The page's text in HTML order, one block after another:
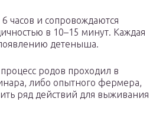
часов и сопровождаются
в 10–15 минут. Каждая
детеныша.
родов проходил в
либо опытного фермера,
ряд действий для выживания